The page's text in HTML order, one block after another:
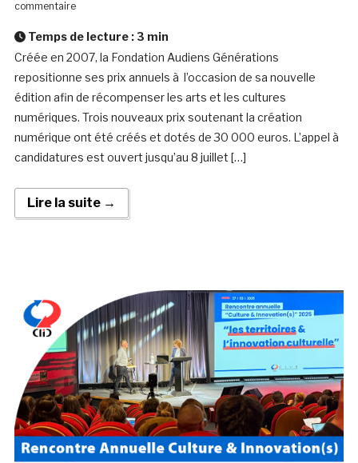
commentaire
Temps de lecture : 3 min
Créée en 2007, la Fondation Audiens Générations
repositionne ses prix annuels à l’occasion de sa nouvelle
édition afin de récompenser les arts et les cultures
numériques. Trois nouveaux prix soutenant la création
numérique ont été créés et dotés de 30 000 euros. L’appel à
candidatures est ouvert jusqu’au 8 juillet […]
Lire la suite →